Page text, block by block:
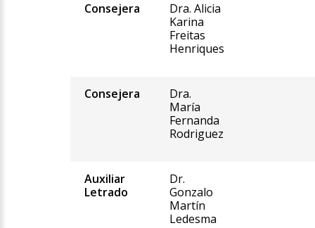
Consejera
Dra. Alicia
Karina
Freitas
Henriques
Consejera
Dra.
María
Fernanda
Rodriguez
Auxiliar
Letrado
Dr.
Gonzalo
Martín
Ledesma